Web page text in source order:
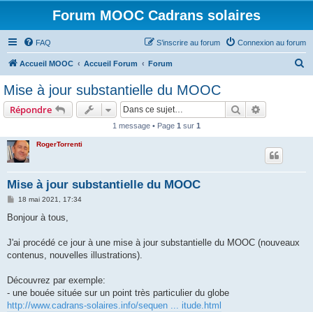
Forum MOOC Cadrans solaires
FAQ Connexion au forum
S’inscrire au forum
Accueil MOOC Accueil Forum Forum
Mise à jour substantielle du MOOC
Répondre Rechercher
1 message • Page 1 sur 1
RogerTorrenti
Mise à jour substantielle du MOOC
M
s
g
18 mai 2021, 17:34
Bonjour à tous,
J'ai procédé ce jour à une mise à jour substantielle du MOOC (nouveaux
contenus, nouvelles illustrations).
Découvrez par exemple:
- une bouée située sur un point très particulier du globe
http://www.cadrans-solaires.info/sequen ... itude.html